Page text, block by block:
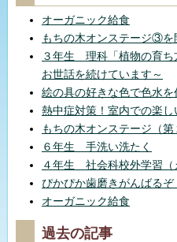
オーガニック給食
もちの木オンステージ③を
３年生 理科「植物の育ち
お世話を続けています～
絵の具の好きな色で色水を
熱中症対策！室内での楽
もちの木オンステージ（第
６年生 手洗い洗たく
４年生 社会科校外学習（
ぴかぴか歯磨きがんばるぞ
オーガニック給食
過去の記事